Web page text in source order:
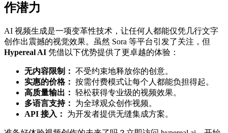
作潜力
AI 视频生成是一项变革性技术，让任何人都能仅凭几行文字
创作出震撼的视觉效果。虽然 Sora 等平台引发了关注，但
Hypereal AI 凭借以下优势提供了更卓越的体验：
无内容限制： 不受约束地释放你的创意。
实惠的价格： 按需付费模式让每个人都能负担得起。
高质量输出： 轻松获得专业级的视频效果。
多语言支持：
为全球观众创作视频。
API 接入：
为开发者提供无缝集成方案。